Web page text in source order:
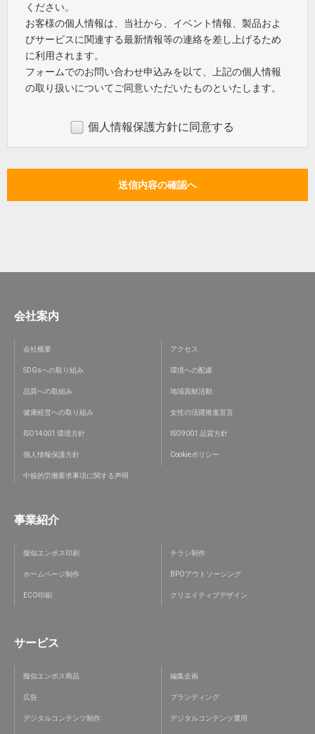
ください。
お客様の個人情報は、当社から、イベント情報、製品およ
びサービスに関連する最新情報等の連絡を差し上げるため
に利用されます。
フォームでのお問い合わせ申込みを以て、上記の個人情報
の取り扱いについてご同意いただいたものといたします。
個人情報保護方針に同意する
会社案内
会社概要 アクセス
SDGsへの取り組み 環境への配慮
品質への取組み 地域貢献活動
健康経営への取り組み 女性の活躍推進宣言
ISO14001 環境方針 ISO9001 品質方針
個人情報保護方針 Cookieポリシー
中核的労働要求事項に関する声明
事業紹介
擬似エンボス印刷 チラシ制作
ホームページ制作 BPOアウトソーシング
ECO印刷 クリエイティブデザイン
サービス
擬似エンボス商品 編集企画
広告 ブランディング
デジタルコンテンツ制作 デジタルコンテンツ運用